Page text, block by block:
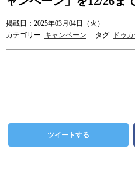
掲載日：2025年03月04日（火）
カテゴリー: キャンペーン タグ: ドゥ
ツイートする